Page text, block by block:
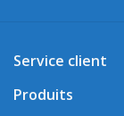
Service client
Produits